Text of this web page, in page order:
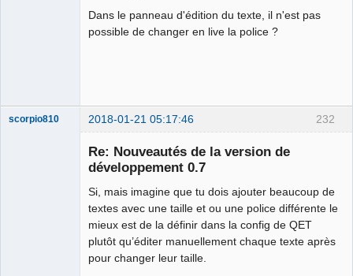
Dans le panneau d'édition du texte, il n'est pas
possible de changer en live la police ?
232
scorpio810 2018-01-21 05:17:46
Re: Nouveautés de la version de
développement 0.7
Si, mais imagine que tu dois ajouter beaucoup de
textes avec une taille et ou une police différente le
mieux est de la définir dans la config de QET
plutôt qu’éditer manuellement chaque texte après
pour changer leur taille.